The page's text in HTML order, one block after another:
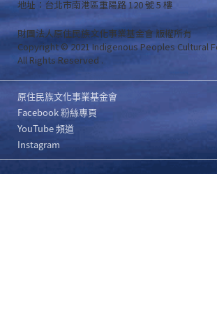
地址：台北市南港區重陽路 120 號 5 樓
財團法人原住民族文化事業基金會 版權所有
Copyright © 2021 Indigenous Peoples Cultural
All Rights Reserved .
原住民族文化事業基金會
Facebook 粉絲專頁
YouTube 頻道
Instagram